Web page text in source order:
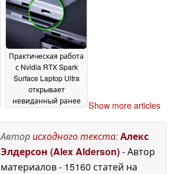
Практическая работа
с Nvidia RTX Spark
Surface Laptop Ultra
открывает
невиданный ранее
Show more articles
Авторисходного текста:Алекс
Элдерсон (Alex Alderson)- Автор
материалов- 15160 статей на